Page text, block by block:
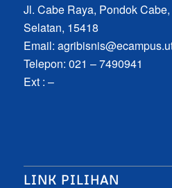
Jl. Cabe Raya, Pondok
Selatan, 15418
Email:
Telepon: 021 – 7490941
Ext : –
LINK PILIHAN